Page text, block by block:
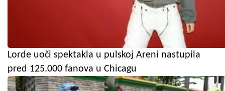
Lorde uoči spektakla u pulskoj Areni nastupila
pred 125.000 fanova u Chicagu